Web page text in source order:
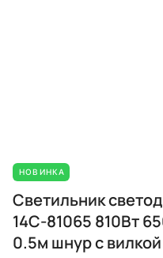
НОВИНКА
Светильник
14С-81065 810Вт
0.5м шнур с